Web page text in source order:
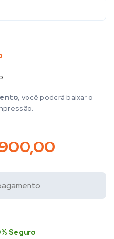
, você poderá baixar o
Seguro